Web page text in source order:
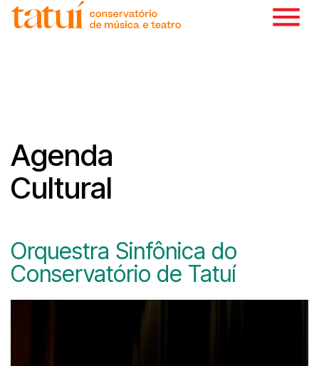
Agenda
Cultural
Orquestra Sinfônica do
Conservatório de Tatuí